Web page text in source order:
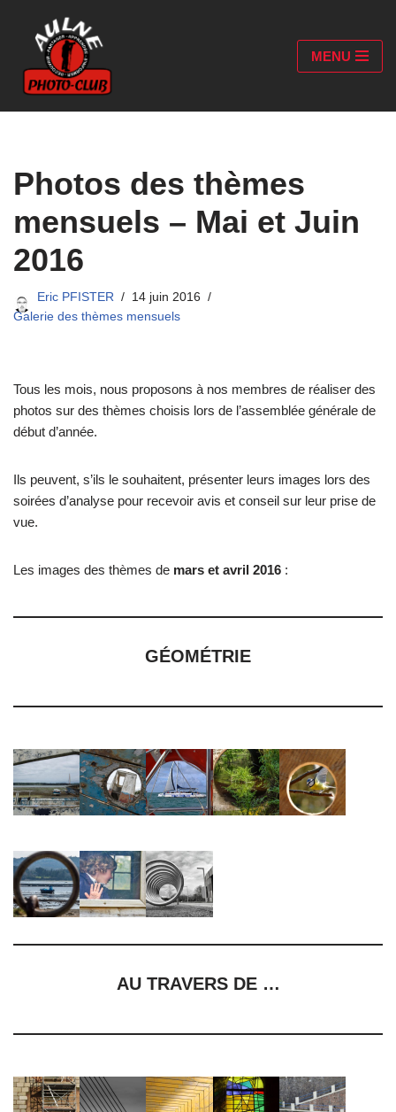
Aller
au
contenu
MENU
Photos des thèmes
mensuels – Mai et Juin
2016
Eric PFISTER
14 juin 2016
Galerie des thèmes mensuels
Tous les mois, nous proposons à nos membres de réaliser des
photos sur des thèmes choisis lors de l’assemblée générale de
début d’année.
Ils peuvent, s’ils le souhaitent, présenter leurs images lors des
soirées d’analyse pour recevoir avis et conseil sur leur prise de
vue.
Les images des thèmes de mars et avril 2016 :
GÉOMÉTRIE
AU TRAVERS DE …